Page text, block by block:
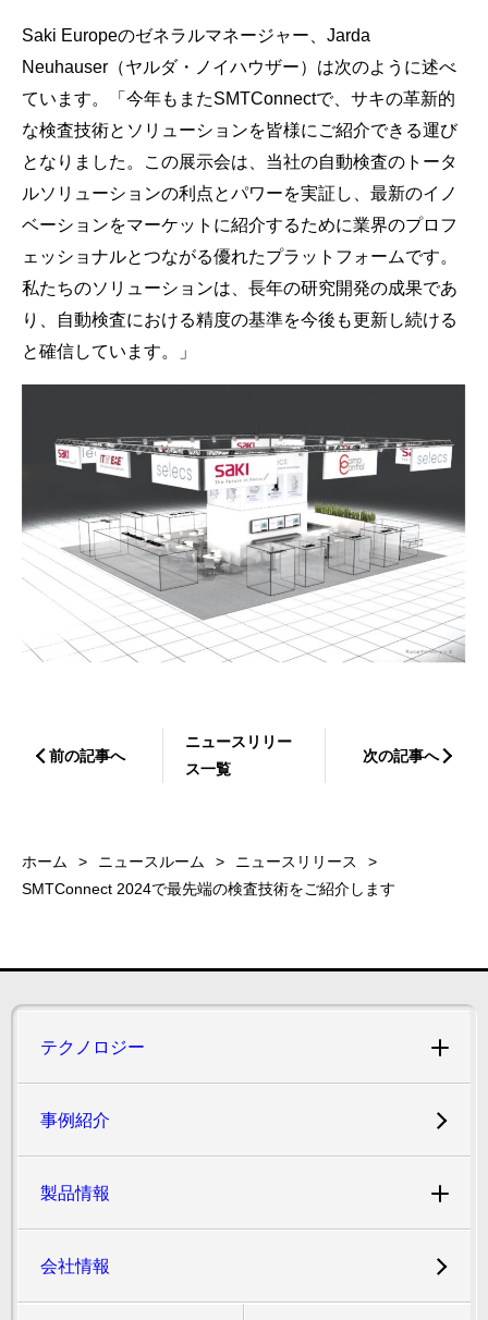
Saki Europeのゼネラルマネージャー、Jarda
Neuhauser（ヤルダ・ノイハウザー）は次のように述べ
ています。「今年もまたSMTConnectで、サキの革新的
な検査技術とソリューションを皆様にご紹介できる運び
となりました。この展示会は、当社の自動検査のトータ
ルソリューションの利点とパワーを実証し、最新のイノ
ベーションをマーケットに紹介するために業界のプロフ
ェッショナルとつながる優れたプラットフォームです。
私たちのソリューションは、長年の研究開発の成果であ
り、自動検査における精度の基準を今後も更新し続ける
と確信しています。」
前の記事へ
ニュースリリー
ス一覧
次の記事へ
ホーム ニュースルーム
ニュースリリース
SMTConnect 2024で最先端の検査技術をご紹介します
テクノロジー
事例紹介
製品情報
会社情報